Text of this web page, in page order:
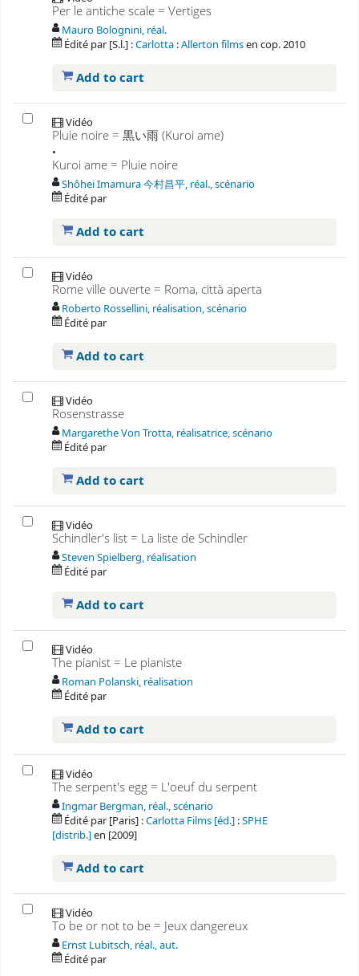
Per le antiche scale = Vertiges
Mauro Bolognini, réal.
Édité par [S.l.] :Carlotta :Allerton filmsen cop. 2010
Add to cart
Vidéo
Pluie noire = 黒い雨 (Kuroi ame)
•
Kuroi ame = Pluie noire
Shôhei Imamura 今村昌平, réal., scénario
Édité par
Add to cart
Vidéo
Rome ville ouverte = Roma, città aperta
Roberto Rossellini, réalisation, scénario
Édité par
Add to cart
Vidéo
Rosenstrasse
Margarethe Von Trotta, réalisatrice, scénario
Édité par
Add to cart
Vidéo
Schindler's list = La liste de Schindler
Steven Spielberg, réalisation
Édité par
Add to cart
Vidéo
The pianist = Le pianiste
Roman Polanski, réalisation
Édité par
Add to cart
Vidéo
The serpent's egg = L'oeuf du serpent
Ingmar Bergman, réal., scénario
Édité par [Paris] :Carlotta Films [éd.] :SPHE
[distrib.]en [2009]
Add to cart
Vidéo
To be or not to be = Jeux dangereux
Ernst Lubitsch, réal., aut.
Édité par